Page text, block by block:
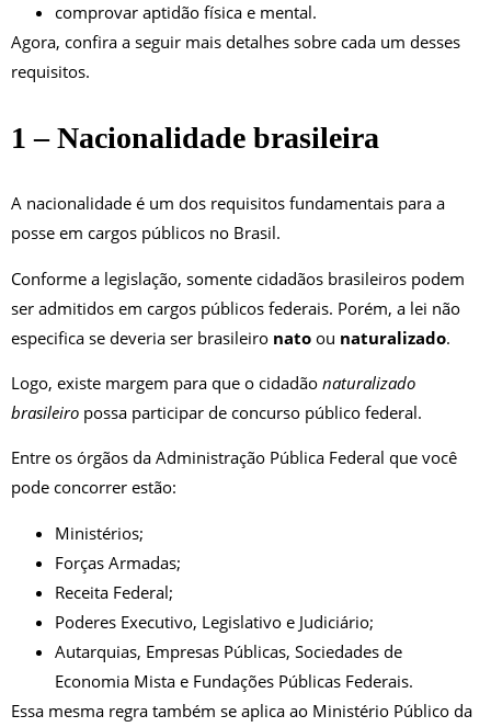
comprovar aptidão física e mental.
Agora, confira a seguir mais detalhes sobre cada um desses
requisitos.
1 – Nacionalidade brasileira
A nacionalidade é um dos requisitos fundamentais para a
posse em cargos públicos no Brasil.
Conforme a legislação, somente cidadãos brasileiros podem
ser admitidos em cargos públicos federais. Porém, a lei não
especifica se deveria ser brasileiro nato ou naturalizado.
Logo, existe margem para que o cidadão naturalizado
brasileiro possa participar de concurso público federal.
Entre os órgãos da Administração Pública Federal que você
pode concorrer estão:
Ministérios;
Forças Armadas;
Receita Federal;
Poderes Executivo, Legislativo e Judiciário;
Autarquias, Empresas Públicas, Sociedades de
Economia Mista e Fundações Públicas Federais.
Essa mesma regra também se aplica ao Ministério Público da